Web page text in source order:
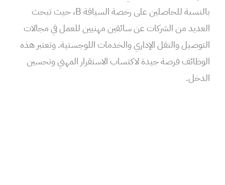
بالنسبة للحاصلين على رخصة السياقة B، حيث تبحث
العديد من الشركات عن سائقين مهنيين للعمل في مجالات
التوصيل والنقل الإداري والخدمات اللوجستية. وتعتبر هذه
الوظائف فرصة جيدة لاكتساب الاستقرار المهني وتحسين
الدخل.